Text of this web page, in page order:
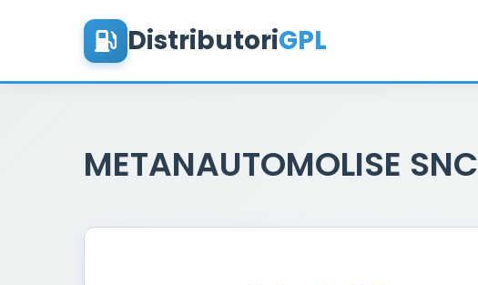
DistributoriGPL
METANAUTOMOLISE SNC